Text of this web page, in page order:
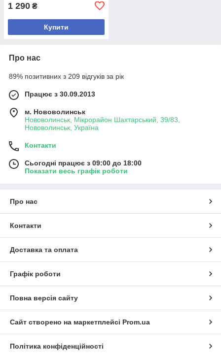
1 290 ₴
Купити
Про нас
89% позитивних з 209 відгуків за рік
Працює з 30.09.2013
м. Нововолинськ
Нововолинськ, Мікрорайон Шахтарський, 39/83,
Нововолинськ, Україна
Контакти
Сьогодні працює з 09:00 до 18:00
Показати весь графік роботи
Про нас
Контакти
Доставка та оплата
Графік роботи
Повна версія сайту
Сайт створено на маркетплейсі Prom.ua
Політика конфіденційності